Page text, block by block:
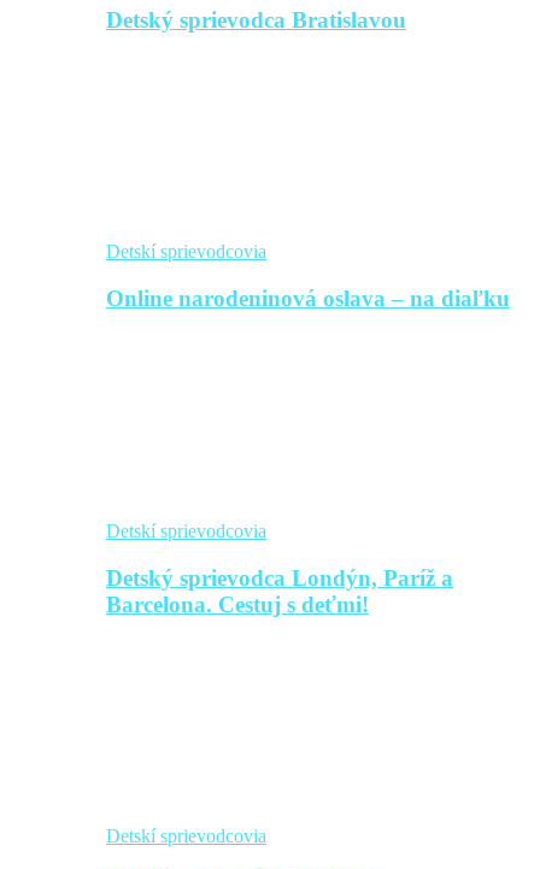
Detský sprievodca Bratislavou
Detskí sprievodcovia
Online narodeninová oslava – na diaľku
Detskí sprievodcovia
Detský sprievodca Londýn, Paríž a
Barcelona. Cestuj s deťmi!
Detskí sprievodcovia